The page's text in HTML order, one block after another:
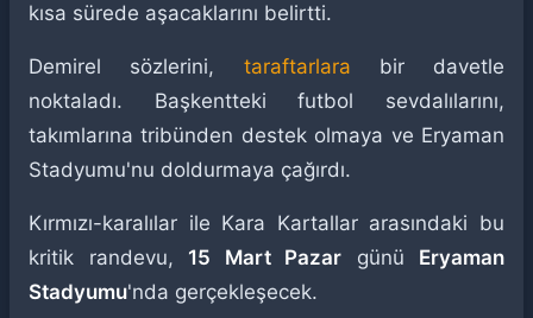
kısa sürede aşacaklarını belirtti.
Demirel sözlerini, taraftarlara bir davetle
noktaladı. Başkentteki futbol sevdalılarını,
takımlarına tribünden destek olmaya ve Eryaman
Stadyumu'nu doldurmaya çağırdı.
Kırmızı-karalılar ile Kara Kartallar arasındaki bu
kritik randevu, 15 Mart Pazar günü Eryaman
Stadyumu'nda gerçekleşecek.